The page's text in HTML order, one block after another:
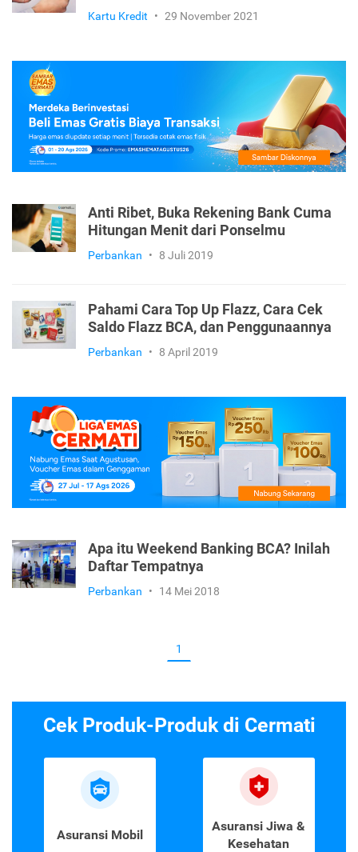
Kartu Kredit • 29 November 2021
Anti Ribet, Buka Rekening Bank Cuma
Hitungan Menit dari Ponselmu
Perbankan • 8 Juli 2019
Pahami Cara Top Up Flazz, Cara Cek
Saldo Flazz BCA, dan Penggunaannya
Perbankan • 8 April 2019
Apa itu Weekend Banking BCA? Inilah
Daftar Tempatnya
Perbankan • 14 Mei 2018
1
Cek Produk-Produk di Cermati
Asuransi Mobil
Asuransi Jiwa &
Kesehatan